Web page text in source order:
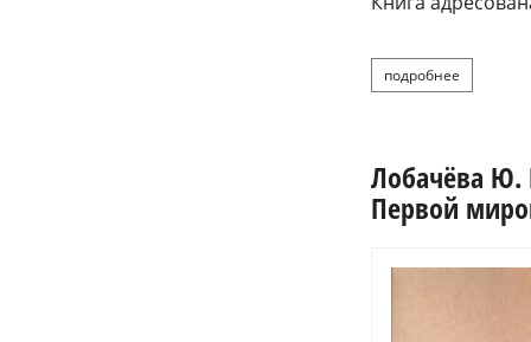
подробнее
Лобачёва Ю.
Первой